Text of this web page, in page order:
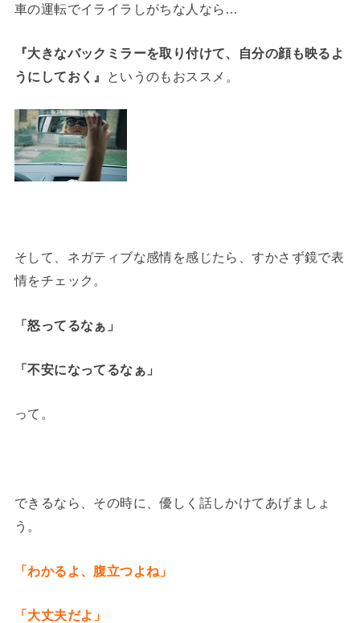
車の運転でイライラしがちな人なら…
『大きなバックミラーを取り付けて、自分の顔も映るよ
うにしておく』
というのもおススメ。
そして、ネガティブな感情を感じたら、すかさず鏡で表
情をチェック。
「怒ってるなぁ」
「不安になってるなぁ」
って。
できるなら、その時に、優しく話しかけてあげましょ
う。
「わかるよ、腹立つよね」
「大丈夫だよ」